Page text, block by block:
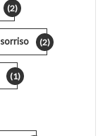
(2)
sorriso (2)
(1)